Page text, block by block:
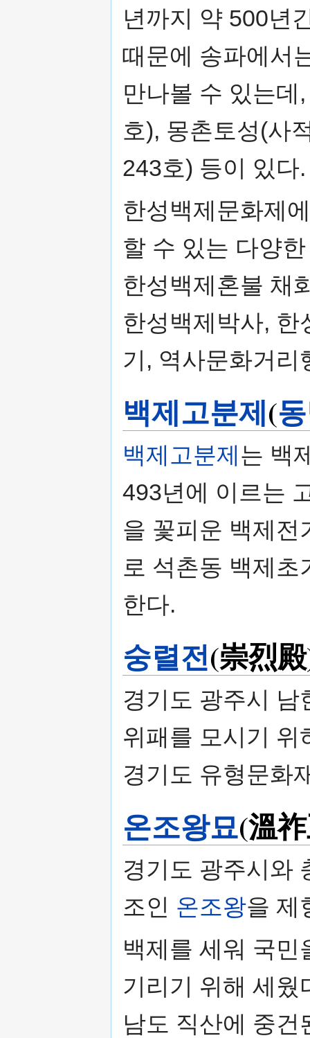
년까지 약 500년
때문에 송파에서
만나볼 수 있는데
호), 몽촌토성(사
243호) 등이 있다.
한성백제문화제
할 수 있는 다양
한성백제혼불 채
한성백제박사, 한
기, 역사문화거리
백제고분제(
백제고분제 는 백
493년에 이르는
을 꽃피운 백제전
로 석촌동 백제
한다.
숭렬전(崇烈
경기도 광주시
위패를 모시기 위
경기도 유형문화
온조왕묘(溫
경기도 광주시와
조인 온조왕을 제
백제를 세워 국
기리기 위해 세웠
남도 직산에 중